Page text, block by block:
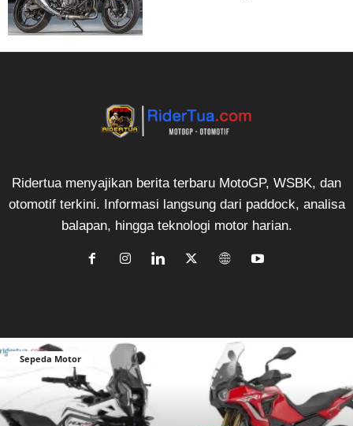
Ridertua menyajikan berita terbaru MotoGP, WSBK, dan
otomotif terkini. Informasi langsung dari paddock, analisa
balapan, hingga teknologi motor harian.
Sepeda Motor